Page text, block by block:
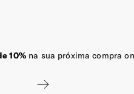
10%na sua próxima compra